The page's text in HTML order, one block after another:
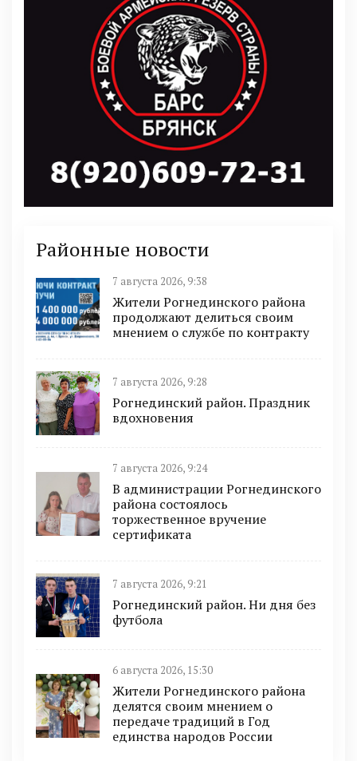
Районные новости
7 августа 2026, 9:38
Жители Рогнединского района
продолжают делиться своим
мнением о службе по контракту
7 августа 2026, 9:28
Рогнединский район. Праздник
вдохновения
7 августа 2026, 9:24
В администрации Рогнединского
района состоялось
торжественное вручение
сертификата
7 августа 2026, 9:21
Рогнединский район. Ни дня без
футбола
6 августа 2026, 15:30
Жители Рогнединского района
делятся своим мнением о
передаче традиций в Год
единства народов России